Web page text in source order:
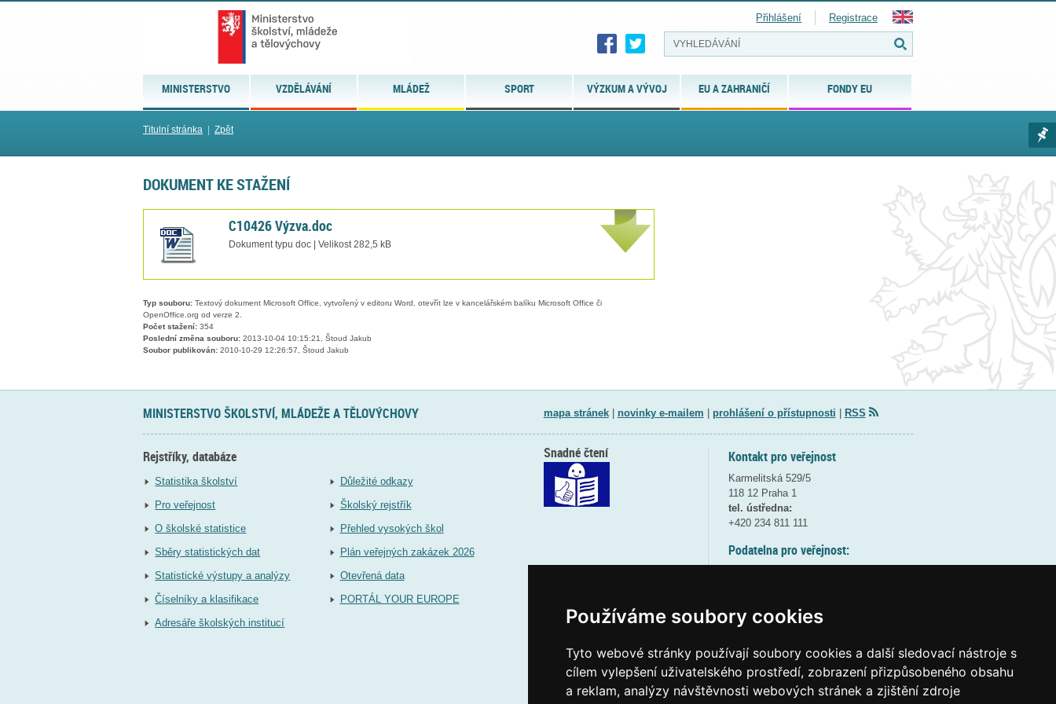
Používáme soubory cookies
Tyto webové stránky používají soubory cookies a další sledovací nástroje s
cílem vylepšení uživatelského prostředí, zobrazení přizpůsobeného obsahu
a reklam, analýzy návštěvnosti webových stránek a zjištění zdroje
MINISTERSTVO VZDĚLÁVÁNÍ MLÁDEŽ SPORT VÝZKUM A VÝVOJ EU A ZAHRANIČÍ FONDY EU
Přihlášení Registrace
Titulní stránka Zpět
DOKUMENT KE STAŽENÍ
C10426 Výzva.doc
Dokument typu doc | Velikost 282,5 kB
Typ souboru: Textový dokument Microsoft Office, vytvořený v editoru Word, otevřít lze v kancelářském balíku Microsoft Office či
OpenOffice.org od verze 2.
Počet stažení: 354
Poslední změna souboru: 2013-10-04 10:15:21, Štoud Jakub
Soubor publikován: 2010-10-29 12:26:57, Štoud Jakub
MINISTERSTVO ŠKOLSTVÍ, MLÁDEŽE A TĚLOVÝCHOVY mapa stránek| novinky e-mailem prohlášení o přístupnosti RSS
Rejstříky, databáze
Statistika školství
Pro veřejnost
O školské statistice
Sběry statistických dat
Statistické výstupy a analýzy
Číselníky a klasifikace
Adresáře školských institucí
Důležité odkazy
Školský rejstřík
Přehled vysokých škol
Plán veřejných zakázek 2026
Otevřená data
PORTÁL YOUR EUROPE
Kontakt pro veřejnost
Karmelitská 529/5
118 12 Praha 1
tel. ústředna:
+420 234 811 111
Podatelna pro veřejnost:
(více informací
Elektronická podatelna:
posta@msmtgov cz
Snadné čtení